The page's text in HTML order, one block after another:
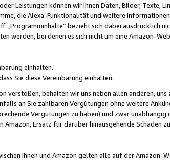
Leistungen können wir Ihnen Daten, Bilder, Texte,
die Alexa-Funktionalität und weitere
„Programminhalte“ bezieht sich dabei ausdrücklich
werden, bei denen es sich nicht um eine Amazon-
einhalten.
Sie diese Vereinbarung einhalten.
verstoßen, behalten wir uns neben allen anderen, uns
an Sie zahlbaren Vergütungen ohne weitere
Vergütungen zu haben) und zwar unabhängig
Ersatz für darüber hinausgehende Schäden
Ihnen und Amazon gelten alle auf der Amazon-